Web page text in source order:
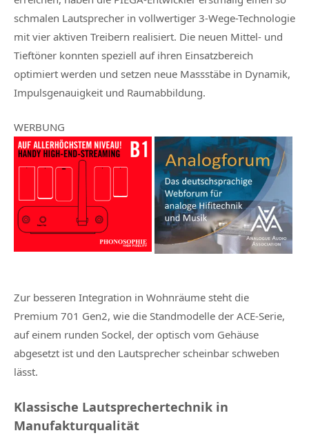
schmalen Lautsprecher in vollwertiger 3-Wege-Technologie
mit vier aktiven Treibern realisiert. Die neuen Mittel- und
Tieftöner konnten speziell auf ihren Einsatzbereich
optimiert werden und setzen neue Massstäbe in Dynamik,
Impulsgenauigkeit und Raumabbildung.
WERBUNG
Zur besseren Integration in Wohnräume steht die
Premium 701 Gen2, wie die Standmodelle der ACE-Serie,
auf einem runden Sockel, der optisch vom Gehäuse
abgesetzt ist und den Lautsprecher scheinbar schweben
lässt.
Klassische Lautsprechertechnik in
Manufakturqualität